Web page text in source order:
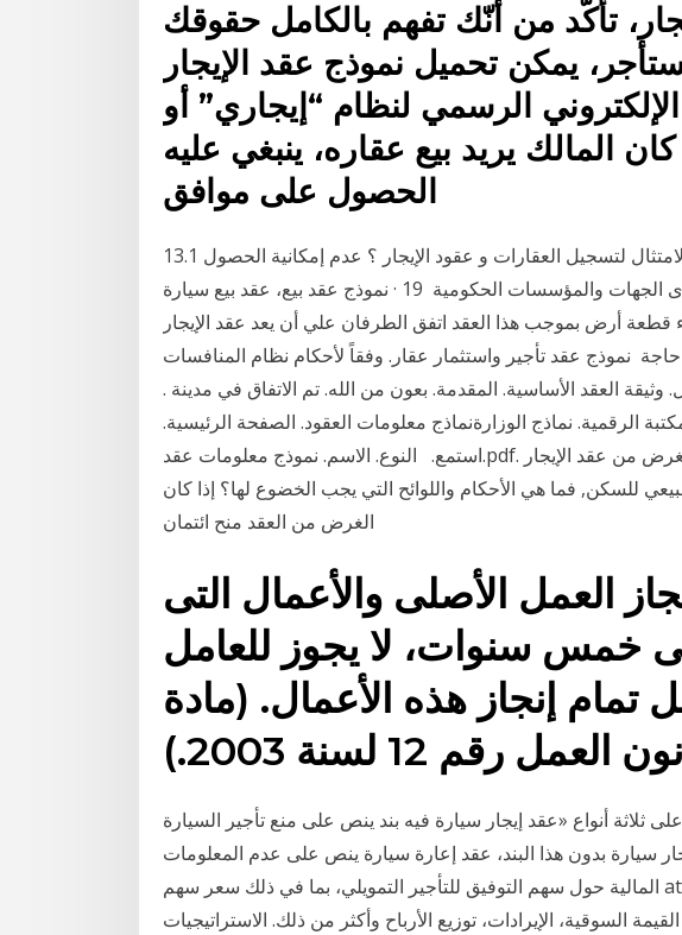
تأكّد من أنّك تفهم بالكامل حقوقك
يمكن تحميل نموذج عقد الإيجار
الرسمي لنظام “إيجاري” أو
المالك يريد بيع عقاره، ينبغي عليه
الحصول على موافق
13.1 ما هي الآثار المترتبة في حالة عدم الامتثال لتسجيل العقارات و عقود الإيجار ؟ عدم إمكانية الحصول
على نموذج عقد إيجار معتمد لتقديمها لدى الجهات والمؤسسات الحكومية 19 · نموذج عقد بيع، عقد بيع سيارة
أرض بموجب هذا العقد اتفق الطرفان علي أن يعد عقد الإيجار
نموذج عقد تأجير واستثمار عقار. وفقاً لأحكام نظام المنافسات
العقد الأساسية. المقدمة. بعون من الله. تم الاتفاق في مدينة .
الرقمية. نماذج الوزارةنماذج معلومات العقود. الصفحة الرئيسية.
استمع. ‏ ‏ النوع. الاسم. نموذج معلومات عقد.pdf. نموذج معلومات عقد في حال كان الغرض من عقد الإيجار
للسكن, فما هي الأحكام واللوائح التي يجب الخضوع لها؟ إذا كان
العمل الأصلى والأعمال التى
خمس سنوات، لا يجوز للعامل
تمام إنجاز هذه الأعمال. (مادة
ثلاثة أنواع «عقد إيجار سيارة فيه بند ينص على منع تأجير السيارة
سيارة بدون هذا البند، عقد إعارة سيارة ينص على عدم المعلومات
المالية حول سهم التوفيق للتأجير التمويلي، بما في ذلك سعر سهم atlc، الإغلاق السابق، الحجم، التغيير لمدة
نطاق 52 أسبوعًا، القيمة السوقية، الإيرادات، توزيع الأرباح وأكثر من ذلك. الاستراتيجيات